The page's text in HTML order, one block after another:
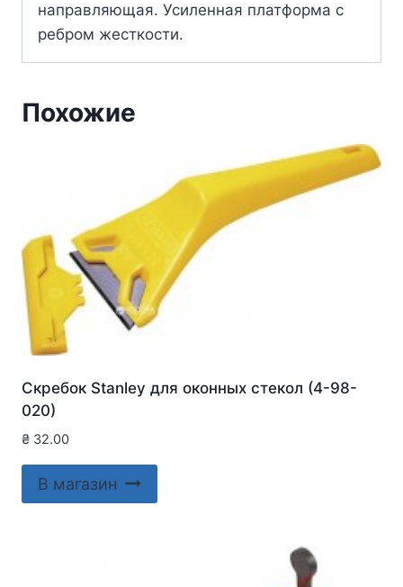
направляющая. Усиленная платформа с
ребром жесткости.
Похожие
Скребок Stanley для оконныx стекол (4-98-
020)
₴ 32.00
В магазин